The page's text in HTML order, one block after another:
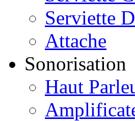
Serviette
Attache
Sonorisation
Haut